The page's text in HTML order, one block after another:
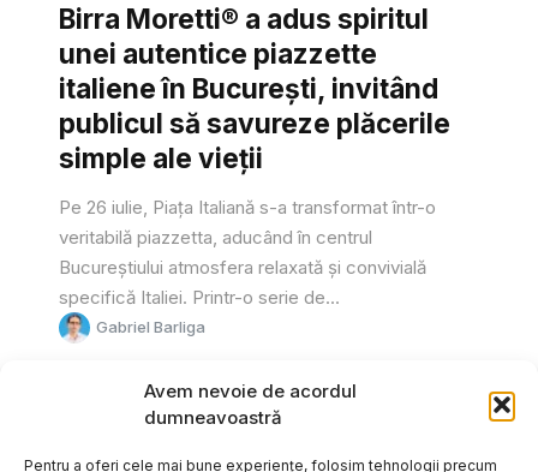
Avem nevoie de acordul
dumneavoastră
Pentru a oferi cele mai bune experiențe, folosim tehnologii precum
Birra Moretti® a adus spiritul
unei autentice piazzette
italiene în București, invitând
publicul să savureze plăcerile
simple ale vieții
Pe 26 iulie, Piața Italiană s-a transformat într-o
veritabilă piazzetta, aducând în centrul
Bucureștiului atmosfera relaxată și convivială
specifică Italiei. Printr-o serie de...
Gabriel Barliga